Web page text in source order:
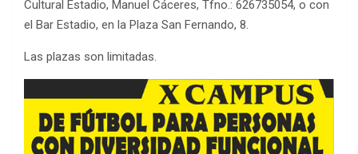
Cultural Estadio, Manuel Cáceres, Tfno.: 626735054, o con
el Bar Estadio, en la Plaza San Fernando, 8.
Las plazas son limitadas.